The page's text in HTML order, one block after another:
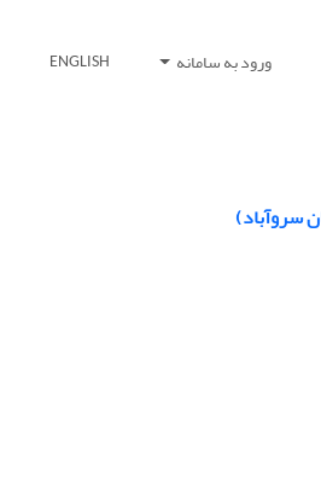
ورود به سامانه ENGLISH
سروآباد)